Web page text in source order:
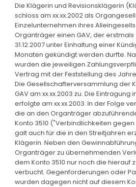
Die Klägerin und Revisionsklägerin
schloss am xx.xx.2002 als
Einzelunternehmen ihres
Organträger einen GAV, der erstmals
31.12.2007 unter Einhaltung einer
Monaten gekündigt werden durfte.
wurden die jeweiligen
Vertrag mit der Feststellung des
Die Gesellschafterversammlung der
GAV am xx.xx.2003 zu. Die
erfolgte am xx.xx.2003. In der Folge
die an den Organträger
Konto 3510 ("Verbindlichkeiten
galt auch für die in den Streitjahren
Klägerin. Neben den
Organträger zu übernehmenden
dem Konto 3510 nur noch die hierauf
verbucht. Gegenforderungen oder
wurden dagegen nicht auf diesem